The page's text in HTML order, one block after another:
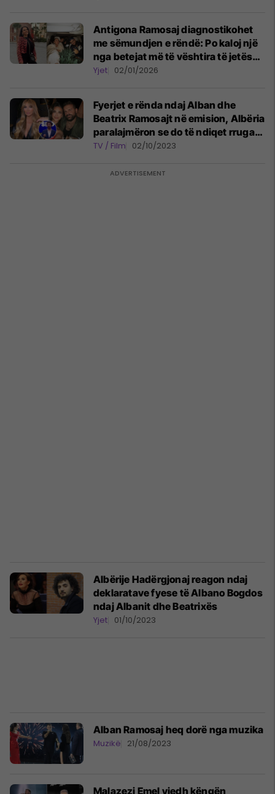
Antigona Ramosaj diagnostikohet
me sëmundjen e rëndë: Po kaloj një
nga betejat më të vështira të jetës
sime
Yjet 02/01/2026
Fyerjet e rënda ndaj Alban dhe
Beatrix Ramosajt në emision, Albëria
paralajmëron se do të ndiqet rruga
ligjore kundër Albano Bogdos
TV / Film 02/10/2023
Albërije Hadërgjonaj reagon ndaj
deklaratave fyese të Albano Bogdos
ndaj Albanit dhe Beatrixës
Yjet 01/10/2023
Alban Ramosaj heq dorë nga muzika
Muzikë 21/08/2023
Malazezi Emel vjedh këngën